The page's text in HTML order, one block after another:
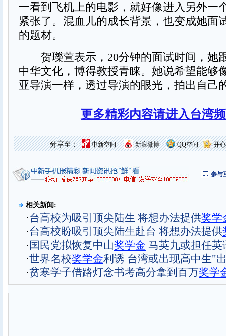
一看到飞机上的电影，就好像进入另外一
紧张了。混血儿的成长背景，也变成她面
的题材。
贺瓅萱表示，20分钟的面试时间，她
中华文化，博得教授青睐。她说希望能够
亚导演一样，透过导演的眼光，拍出自己
更多精彩内容请进入台湾
开
QQ空间
新浪微博
中新空间
分享至：
参与
相关新闻:
·台高校为吸引顶尖陆生 将想办法提供奖学
·台高校盼吸引顶尖陆生赴台 将想办法提供
· 国民党拟恢复中山奖学金 马英九或担任英
·世界名校奖学金利诱 台湾或出现高中生"
·贫寒学子借路灯念书考高分拿到百万奖学